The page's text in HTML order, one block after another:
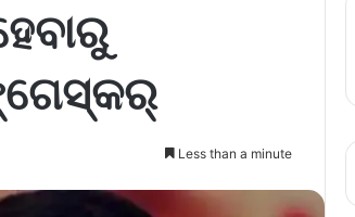
Less than a minute